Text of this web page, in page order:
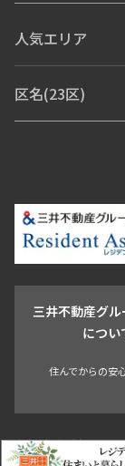
ブランドマンシ
人気エリア
青山・表参道・原宿
市
新宿・代々木
目
池尻大橋・三軒茶屋
駒沢・用賀・二子玉
青山 渋谷 東京
区名(23区)
葛飾区
江戸川区
三井不動産グ
につい